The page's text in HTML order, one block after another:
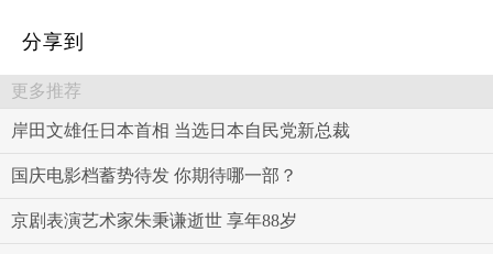
分享到
更多推荐
岸田文雄任日本首相 当选日本自民党新总裁
国庆电影档蓄势待发 你期待哪一部？
京剧表演艺术家朱秉谦逝世 享年88岁